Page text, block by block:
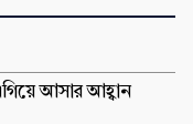
আসার আহ্বান